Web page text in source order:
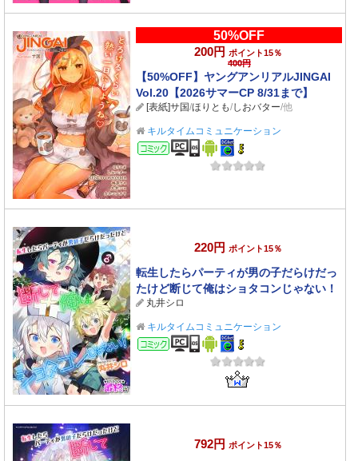
50%OFF
200円 ポイント15％
400円
【50%OFF】ヤングアンリアルJINGAI
Vol.20【2026サマーCP 8/31まで】
[表紙]サ国/ほりとも/しおバター/他
キルタイムコミュニケーション
コミック
220円 ポイント15％
転生したらパーティが男の子だらけだっ
たけど断じて俺はショタコンじゃない！
最終話【単話】
丸井シロ
キルタイムコミュニケーション
コミック
792円 ポイント15％